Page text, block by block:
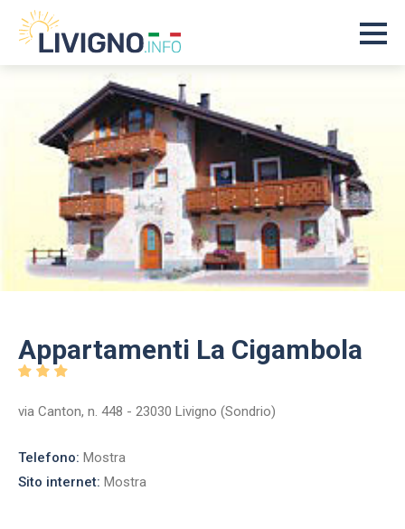
Appartamenti La Cigambola
via Canton, n. 448 - 23030 Livigno (Sondrio)
Telefono: Mostra
Sito internet: Mostra